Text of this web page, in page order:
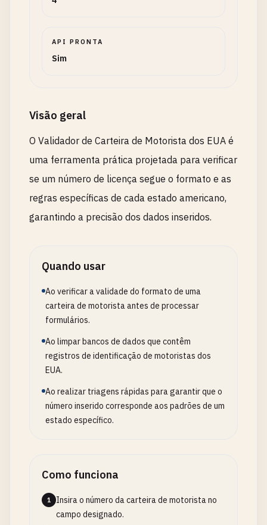
API PRONTA
Sim
Visão geral
O Validador de Carteira de Motorista dos EUA é
uma ferramenta prática projetada para verificar
se um número de licença segue o formato e as
regras específicas de cada estado americano,
garantindo a precisão dos dados inseridos.
Quando usar
Ao verificar a validade do formato de uma
carteira de motorista antes de processar
formulários.
Ao limpar bancos de dados que contêm
registros de identificação de motoristas dos
EUA.
Ao realizar triagens rápidas para garantir que o
número inserido corresponde aos padrões de um
estado específico.
Como funciona
1
Insira o número da carteira de motorista no
campo designado.